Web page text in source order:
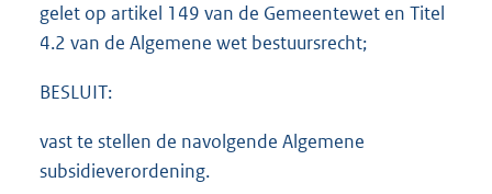
gelet op artikel 149 van de Gemeentewet en Titel
4.2 van de Algemene wet bestuursrecht;
BESLUIT:
vast te stellen de navolgende Algemene
subsidieverordening.